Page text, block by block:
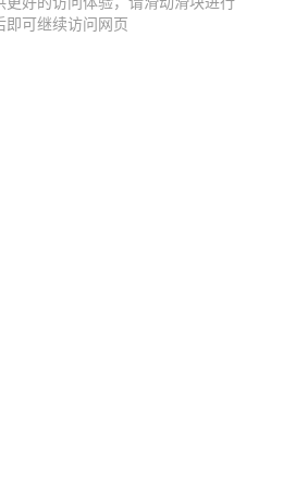
即可继续访问网页